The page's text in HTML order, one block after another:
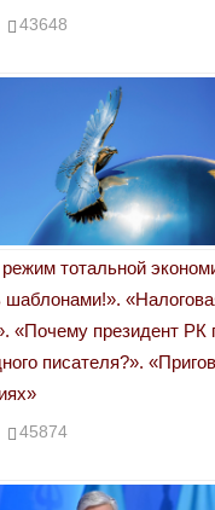
43648
тотальной
«Почему президент РК
писателя?».
45874